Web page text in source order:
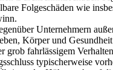
Folgeschäden wie
Unternehmern
Körper und
grob fahrlässigem
typischerweise